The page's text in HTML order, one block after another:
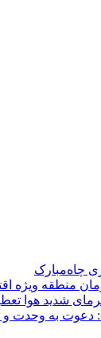
چاه‌مبارک
منطقه ویژه
شدید هوا